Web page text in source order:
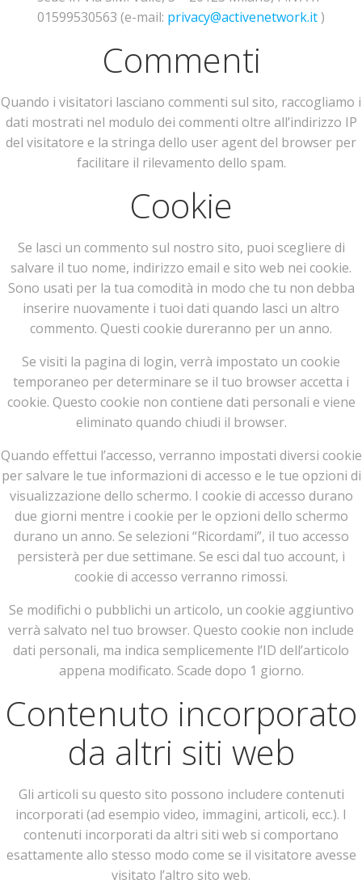
01599530563 (e-mail: privacy@activenetwork.it)
Commenti
Quando i visitatori lasciano commenti sul sito, raccogliamo i
dati mostrati nel modulo dei commenti oltre all’indirizzo IP
del visitatore e la stringa dello user agent del browser per
facilitare il rilevamento dello spam.
Cookie
Se lasci un commento sul nostro sito, puoi scegliere di
salvare il tuo nome, indirizzo email e sito web nei cookie.
Sono usati per la tua comodità in modo che tu non debba
inserire nuovamente i tuoi dati quando lasci un altro
commento. Questi cookie dureranno per un anno.
Se visiti la pagina di login, verrà impostato un cookie
temporaneo per determinare se il tuo browser accetta i
cookie. Questo cookie non contiene dati personali e viene
eliminato quando chiudi il browser.
Quando effettui l’accesso, verranno impostati diversi cookie
per salvare le tue informazioni di accesso e le tue opzioni di
visualizzazione dello schermo. I cookie di accesso durano
due giorni mentre i cookie per le opzioni dello schermo
durano un anno. Se selezioni “Ricordami”, il tuo accesso
persisterà per due settimane. Se esci dal tuo account, i
cookie di accesso verranno rimossi.
Se modifichi o pubblichi un articolo, un cookie aggiuntivo
verrà salvato nel tuo browser. Questo cookie non include
dati personali, ma indica semplicemente l’ID dell’articolo
appena modificato. Scade dopo 1 giorno.
Contenuto incorporato
da altri siti web
Gli articoli su questo sito possono includere contenuti
incorporati (ad esempio video, immagini, articoli, ecc.). I
contenuti incorporati da altri siti web si comportano
esattamente allo stesso modo come se il visitatore avesse
visitato l’altro sito web.